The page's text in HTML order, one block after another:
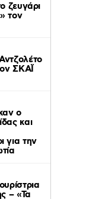
ζευγάρι
τον
ΣΚΑΪ
ο
και
για την
– «Τα